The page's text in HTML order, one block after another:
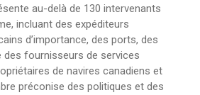
au-delà de 130 intervenants
incluant des expéditeurs
d’importance, des ports, des
des fournisseurs de services
de navires canadiens et
préconise des politiques et des